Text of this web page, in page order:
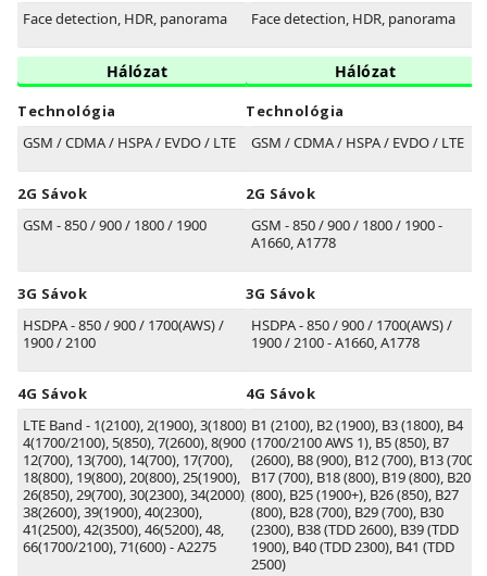
Face detection, HDR, panorama
Hálózat
Technológia
GSM / CDMA / HSPA / EVDO / LTE
2G Sávok
GSM - 850 / 900 / 1800 / 1900
3G Sávok
HSDPA - 850 / 900 / 1700(AWS) /
1900 / 2100
4G Sávok
LTE Band - 1(2100), 2(1900), 3(1800),
4(1700/2100), 5(850), 7(2600), 8(900),
12(700), 13(700), 14(700), 17(700),
18(800), 19(800), 20(800), 25(1900),
26(850), 29(700), 30(2300), 34(2000),
38(2600), 39(1900), 40(2300),
41(2500), 42(3500), 46(5200), 48,
66(1700/2100), 71(600) - A2275
Face detection, HDR, panorama
Hálózat
Technológia
GSM / CDMA / HSPA / EVDO / LTE
2G Sávok
GSM - 850 / 900 / 1800 / 1900 -
A1660, A1778
3G Sávok
HSDPA - 850 / 900 / 1700(AWS) /
1900 / 2100 - A1660, A1778
4G Sávok
B1 (2100), B2(1900), B3(1800), B4
(1700/2100 AWS 1), B5(850), B7
(2600), B8(900), B12(700), B13(700)
B17(700), B18(800), B19(800), B20
(800), B25(1900+), B26(850), B27
(800), B28(700), B29(700), B30
(2300), B38(TDD 2600), B39(TDD
1900), B40(TDD 2300), B41 (TDD
2500)